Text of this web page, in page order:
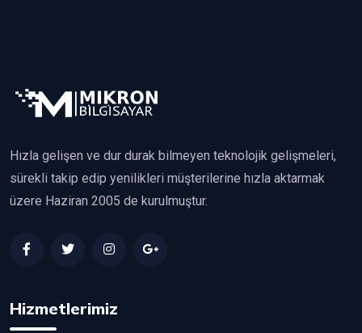
Hızla gelişen ve dur durak bilmeyen teknolojik gelişmeleri,
sürekli takip edip yenilikleri müşterilerine hızla aktarmak
üzere Haziran 2005 de kurulmuştur.
Hizmetlerimiz